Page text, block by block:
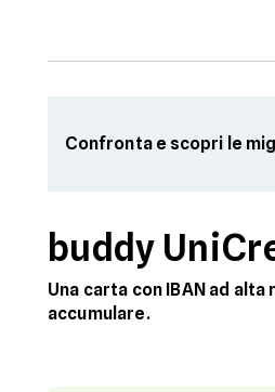
Confronta e scopri le
buddy
Una carta con IBAN ad
accumulare.